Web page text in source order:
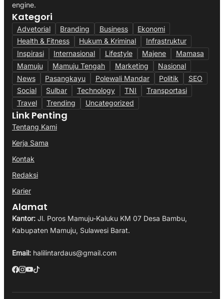
engine.
Kategori
Advetorial Branding Business
Ekonomi
Health & Fitness
Hukum & Kriminal
Infrastruktur
Inspirasi
Internasional Lifestyle Majene
Mamasa
Mamuju
Mamuju Tengah Marketing
Nasional
News
Pasangkayu Polewali Mandar Politik
SEO
Social
Sulbar Technology TNI
Transportasi
Travel
Trending Uncategorized
Link Penting
Tentang Kami
Kerja Sama
Kontak
Redaksi
Karier
Alamat
Kantor: Jl. Poros Mamuju-Kaluku KM 07 Desa Bambu,
Kabupaten Mamuju, Sulawesi Barat.
Email: halilintardaus@gmail.com